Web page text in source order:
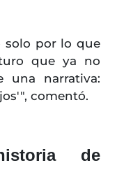
solo por lo que
que ya no
una narrativa:
comentó.
de